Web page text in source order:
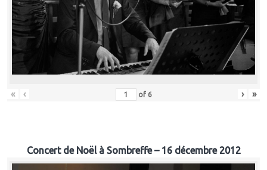
« ‹ of 6 › »
Concert de Noël à Sombreffe – 16 décembre 2012